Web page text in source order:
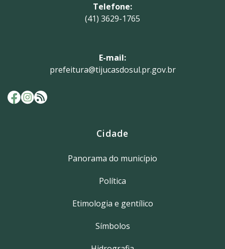
Telefone:
(41) 3629-1765
E-mail:
prefeitura@tijucasdosul.pr.gov.br
Cidade
Panorama do município
Política
Etimologia e gentílico
Símbolos